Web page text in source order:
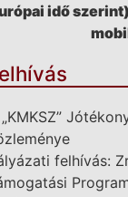
idő
felhívás: